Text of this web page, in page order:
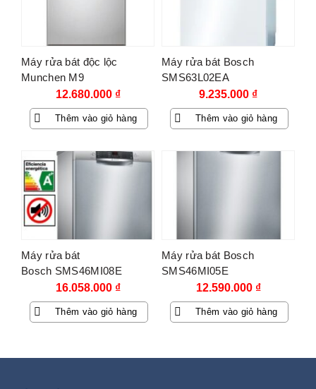
Máy rửa bát độc lộc
Munchen M9
12.680.000 ₫
Thêm vào giỏ hàng
Máy rửa bát Bosch
SMS63L02EA
9.235.000 ₫
Thêm vào giỏ hàng
Máy rửa bát
Bosch SMS46MI08E
16.058.000 ₫
Thêm vào giỏ hàng
Máy rửa bát Bosch
SMS46MI05E
12.590.000 ₫
Thêm vào giỏ hàng